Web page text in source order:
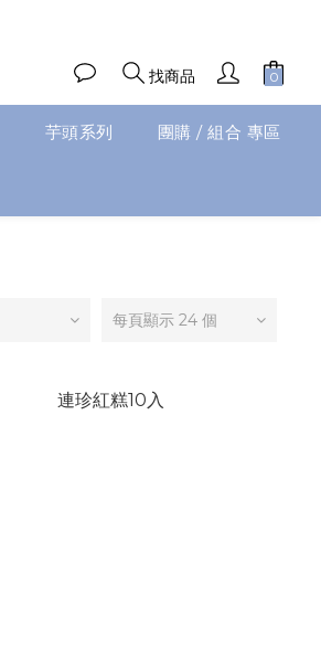
找商品
芋頭系列 團購 / 組合 專區
每頁顯示 24 個